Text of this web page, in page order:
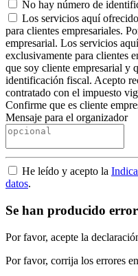
No hay número de
Los servicios aquí
para clientes empresariales.
empresarial. Los servicios
exclusivamente para clientes
que soy cliente empresarial y
identificación fiscal. Acepto
contratado con el impuesto
Confirme que es cliente
Mensaje para el organizador
He leído y acepto la
datos.
Se han producido
Por favor, acepte la
Por favor, corrija los errores